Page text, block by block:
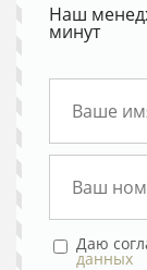
Наш
минут
Даю
данных